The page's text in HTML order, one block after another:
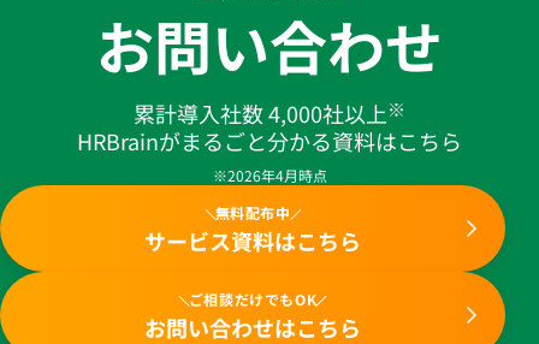
お問い合わせ
累計導入社数 4,000社以上※
HRBrainがまるごと分かる資料はこちら
※2026年4月時点
無料配布中
サービス資料はこちら
ご相談だけでもOK
お問い合わせはこちら